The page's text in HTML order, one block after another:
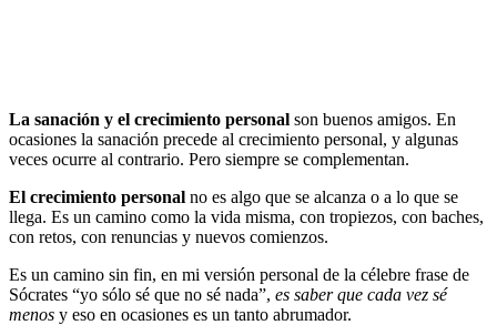
La sanación y el crecimiento personal son buenos amigos. En
ocasiones la sanación precede al crecimiento personal, y algunas
veces ocurre al contrario. Pero siempre se complementan.
El crecimiento personal no es algo que se alcanza o a lo que se
llega. Es un camino como la vida misma, con tropiezos, con baches,
con retos, con renuncias y nuevos comienzos.
Es un camino sin fin, en mi versión personal de la célebre frase de
Sócrates “yo sólo sé que no sé nada”, es saber que cada vez sé
menos y eso en ocasiones es un tanto abrumador.